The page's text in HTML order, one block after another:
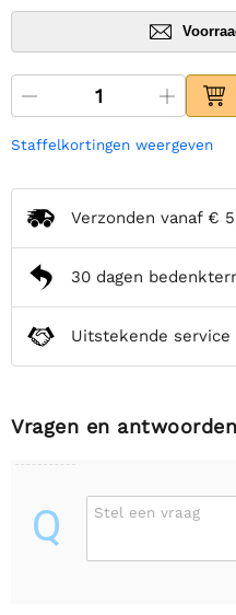
Staffelkortingen weergeven
Verzonden vanaf €
30 dagen
Uitstekende service
Vragen en antwoorden
Q Stel een vraag